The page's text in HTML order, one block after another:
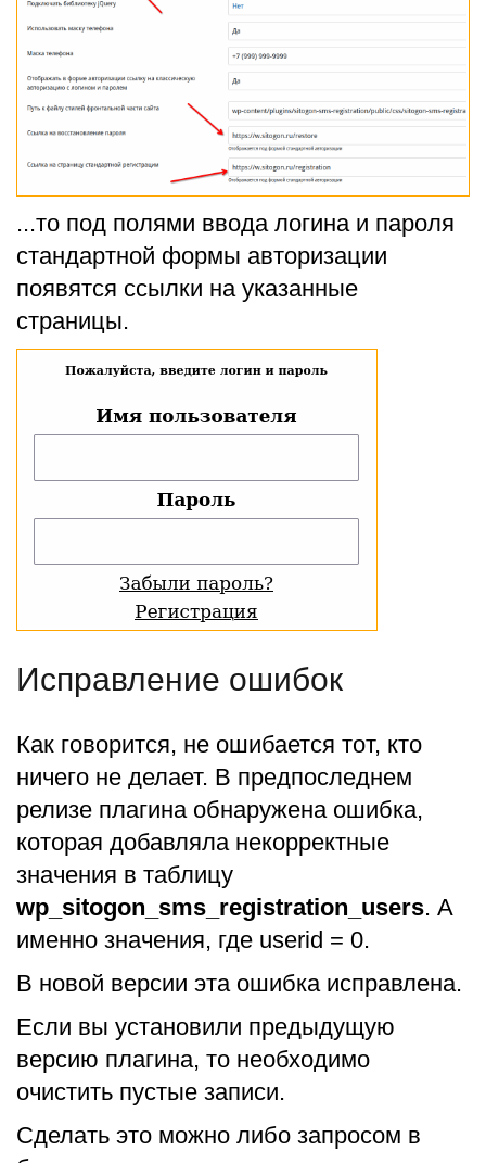
...то под полями ввода логина и пароля
стандартной формы авторизации
появятся ссылки на указанные
страницы.
Исправление ошибок
Как говорится, не ошибается тот, кто
ничего не делает. В предпоследнем
релизе плагина обнаружена ошибка,
которая добавляла некорректные
значения в таблицу
wp_sitogon_sms_registration_users. А
именно значения, где userid = 0.
В новой версии эта ошибка исправлена.
Если вы установили предыдущую
версию плагина, то необходимо
очистить пустые записи.
Сделать это можно либо запросом в